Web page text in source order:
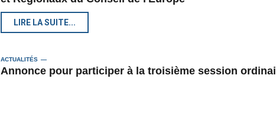
LIRE LA SUITE...
ACTUALITÉS
Annonce pour participer à la troisième session